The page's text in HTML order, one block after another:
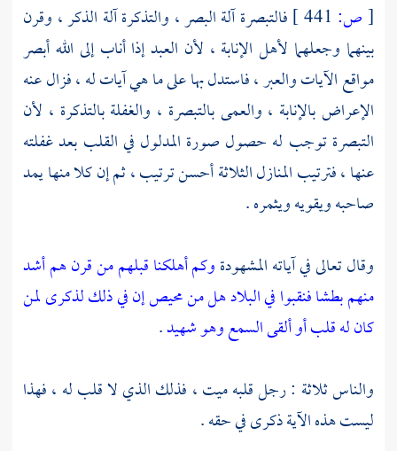
[ص:
فالتبصرة آلة البصر ، والتذكرة آلة الذكر ، وقرن
بينهما وجعلهما لأهل الإنابة ، لأن العبد إذا أناب إلى الله أبصر
مواقع الآيات والعبر ، فاستدل بها على ما هي آيات له ، فزال عنه
الإعراض بالإنابة ، والعمى بالتبصرة ، والغفلة بالتذكرة ، لأن
التبصرة توجب له حصول صورة المدلول في القلب بعد غفلته
عنها ، فترتيب المنازل الثلاثة أحسن ترتيب ، ثم إن كلا منها يمد
صاحبه ويقويه ويثمره .
وقال تعالى في آياته المشهودةوكم أهلكنا قبلهم من قرن هم أشد
منهم بطشا فنقبوا في البلاد هل من محيص إن في ذلك لذكرى لمن
كان له قلب أو ألقى السمع وهو شهيد.
والناس ثلاثة : رجل قلبه ميت ، فذلك الذي لا قلب له ، فهذا
ليست هذه الآية ذكرى في حقه .